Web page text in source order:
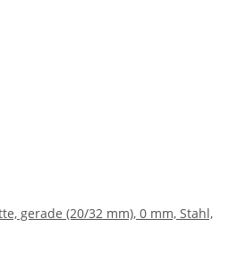
gerade (20/32 mm), 0 mm, Stahl,